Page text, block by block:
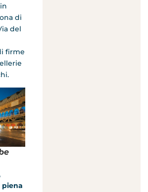
di
del
firme
piena